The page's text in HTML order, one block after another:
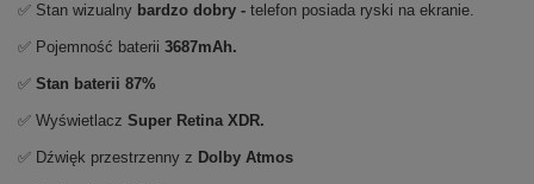
✅ Stan wizualny bardzo dobry - telefon posiada ryski na ekranie.
✅ Pojemność baterii 3687mAh.
✅ Stan baterii 87%
✅ Wyświetlacz Super Retina XDR.
✅ Dźwięk przestrzenny z Dolby Atmos